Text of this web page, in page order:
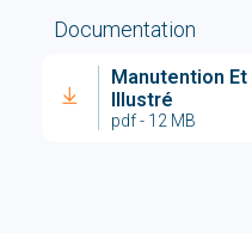
Documentation
Manutention
Illustré
pdf - 12 MB